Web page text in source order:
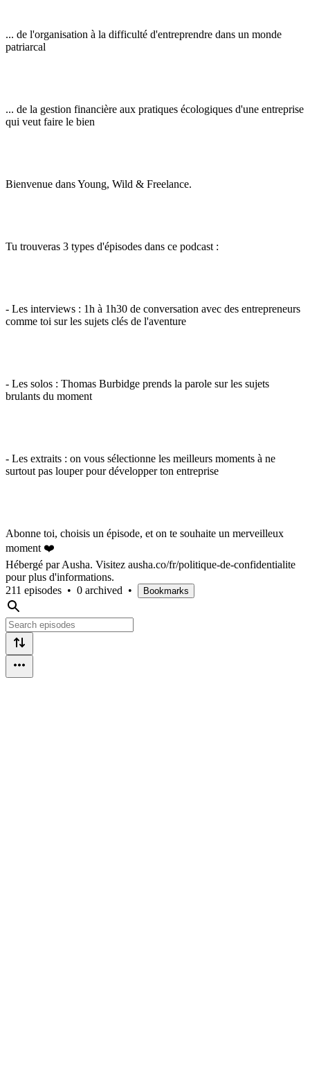
... de l'organisation à la difficulté d'entreprendre dans un monde
patriarcal
... de la gestion financière aux pratiques écologiques d'une entreprise
qui veut faire le bien
Bienvenue dans Young, Wild & Freelance.
Tu trouveras 3 types d'épisodes dans ce podcast :
- Les interviews : 1h à 1h30 de conversation avec des entrepreneurs
comme toi sur les sujets clés de l'aventure
- Les solos : Thomas Burbidge prends la parole sur les sujets
brulants du moment
- Les extraits : on vous sélectionne les meilleurs moments à ne
surtout pas louper pour développer ton entreprise
Abonne toi, choisis un épisode, et on te souhaite un merveilleux
moment ❤️
Hébergé par Ausha. Visitez ausha.co/fr/politique-de-confidentialite
pour plus d'informations.
211 episodes • 0 archived • Bookmarks